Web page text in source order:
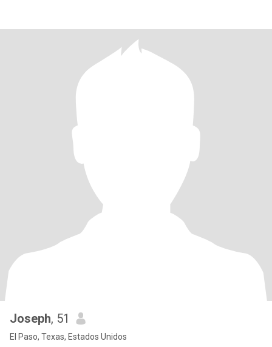
Joseph, 51
El Paso, Texas, Estados Unidos